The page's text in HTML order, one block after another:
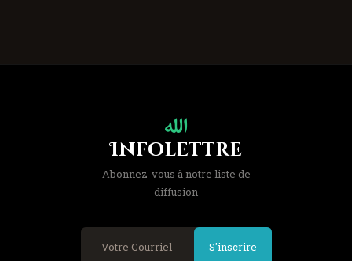
Infolettre
Abonnez-vous à notre liste de
diffusion
S'inscrire